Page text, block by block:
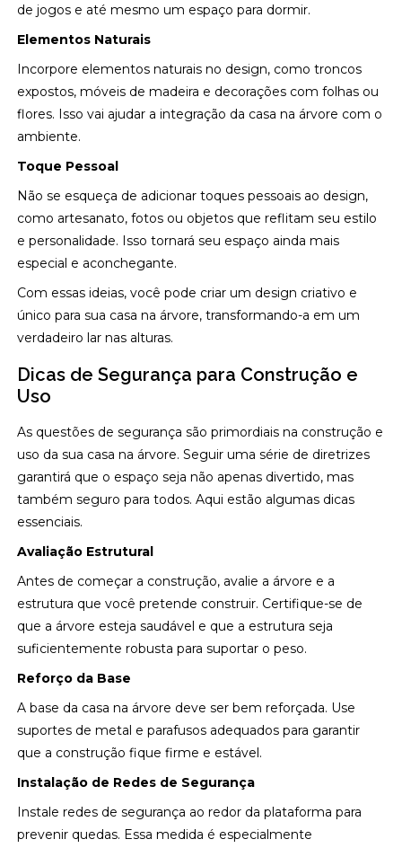
de jogos e até mesmo um espaço para dormir.
Elementos Naturais
Incorpore elementos naturais no design, como troncos
expostos, móveis de madeira e decorações com folhas ou
flores. Isso vai ajudar a integração da casa na árvore com o
ambiente.
Toque Pessoal
Não se esqueça de adicionar toques pessoais ao design,
como artesanato, fotos ou objetos que reflitam seu estilo
e personalidade. Isso tornará seu espaço ainda mais
especial e aconchegante.
Com essas ideias, você pode criar um design criativo e
único para sua casa na árvore, transformando-a em um
verdadeiro lar nas alturas.
Dicas de Segurança para Construção e
Uso
As questões de segurança são primordiais na construção e
uso da sua casa na árvore. Seguir uma série de diretrizes
garantirá que o espaço seja não apenas divertido, mas
também seguro para todos. Aqui estão algumas dicas
essenciais.
Avaliação Estrutural
Antes de começar a construção, avalie a árvore e a
estrutura que você pretende construir. Certifique-se de
que a árvore esteja saudável e que a estrutura seja
suficientemente robusta para suportar o peso.
Reforço da Base
A base da casa na árvore deve ser bem reforçada. Use
suportes de metal e parafusos adequados para garantir
que a construção fique firme e estável.
Instalação de Redes de Segurança
Instale redes de segurança ao redor da plataforma para
prevenir quedas. Essa medida é especialmente